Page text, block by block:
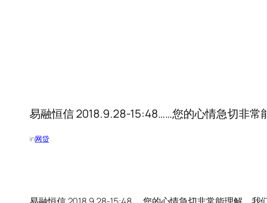
易融恒信 2018.9.28-15:48……您的心情急切非
in网贷